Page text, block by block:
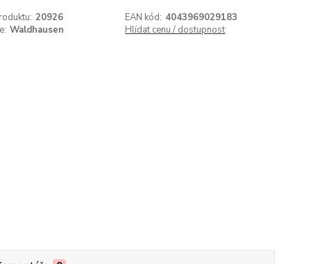
20926 EAN kód: 4043969029183
Waldhausen Hlídat cenu / dostupnost